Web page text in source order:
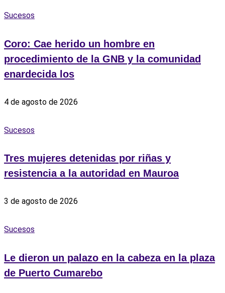
Sucesos
Coro: Cae herido un hombre en
procedimiento de la GNB y la comunidad
enardecida los
4 de agosto de 2026
Sucesos
Tres mujeres detenidas por riñas y
resistencia a la autoridad en Mauroa
3 de agosto de 2026
Sucesos
Le dieron un palazo en la cabeza en la plaza
de Puerto Cumarebo